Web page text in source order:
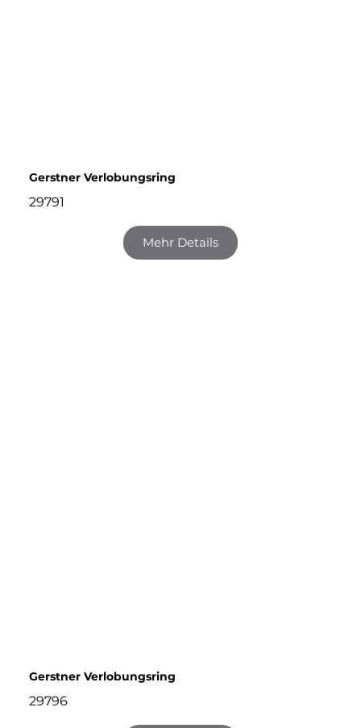
Gerstner Verlobungsring
29791
Mehr Details
Gerstner Verlobungsring
29796